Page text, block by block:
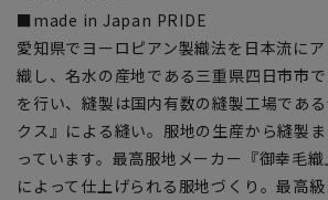
■made in Japan PRIDE
愛知県でヨーロピアン製織法を日本流に
織し、名水の産地である三重県四日市市
を行い、縫製は国内有数の縫製工場であ
クス』による縫い。服地の生産から縫製
っています。最高服地メーカー『御幸毛
によって仕上げられる服地づくり。最高